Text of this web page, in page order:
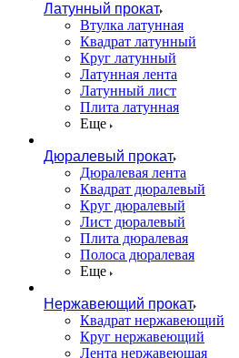
Латунный прокат
Втулка латунная
Квадрат латунный
Круг латунный
Латунная лента
Латунный лист
Плита латунная
Еще
Дюралевый прокат
Дюралевая лента
Квадрат дюралевый
Круг дюралевый
Лист дюралевый
Плита дюралевая
Полоса дюралевая
Еще
Нержавеющий прокат
Квадрат нержавеющий
Круг нержавеющий
Лента нержавеющая